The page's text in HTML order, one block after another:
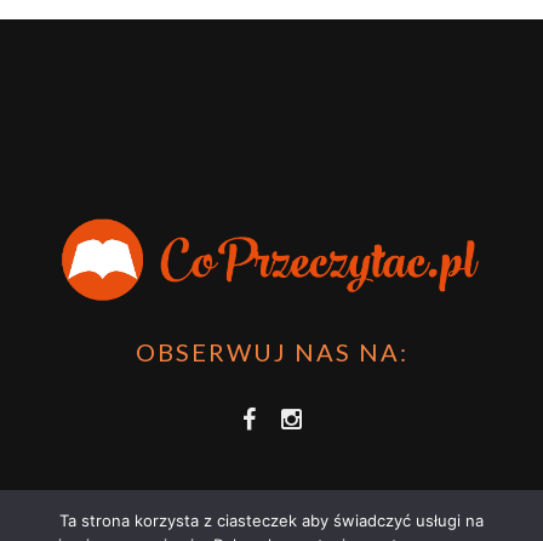
OBSERWUJ NAS NA:
Ta strona korzysta z ciasteczek aby świadczyć usługi na